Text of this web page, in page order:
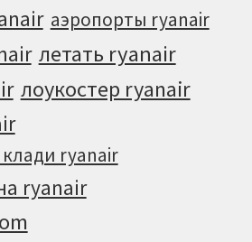
аэропорты ryanair
летать ryanair
лоукостер ryanair
ryanair
ryanair